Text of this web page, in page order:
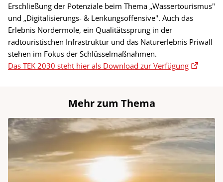
Erschließung der Potenziale beim Thema „Wassertourismus"
und „Digitalisierungs- & Lenkungsoffensive". Auch das
Erlebnis Nordermole, ein Qualitätssprung in der
radtouristischen Infrastruktur und das Naturerlebnis Priwall
stehen im Fokus der Schlüsselmaßnahmen.
Das TEK 2030 steht hier als Download zur Verfügung
Mehr zum Thema